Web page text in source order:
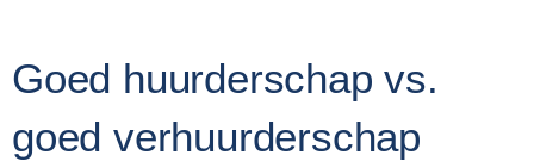
Goed huurderschap vs.
goed verhuurderschap